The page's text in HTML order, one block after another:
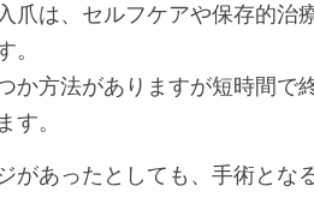
爪は、セルフケアや保存的治
。
か方法がありますが短時間で
す。
があったとしても、手術とな